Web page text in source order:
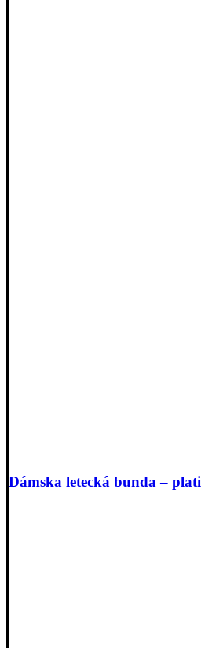
Dámska letecká bunda –